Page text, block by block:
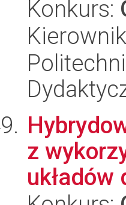
Konkurs:
z
układów